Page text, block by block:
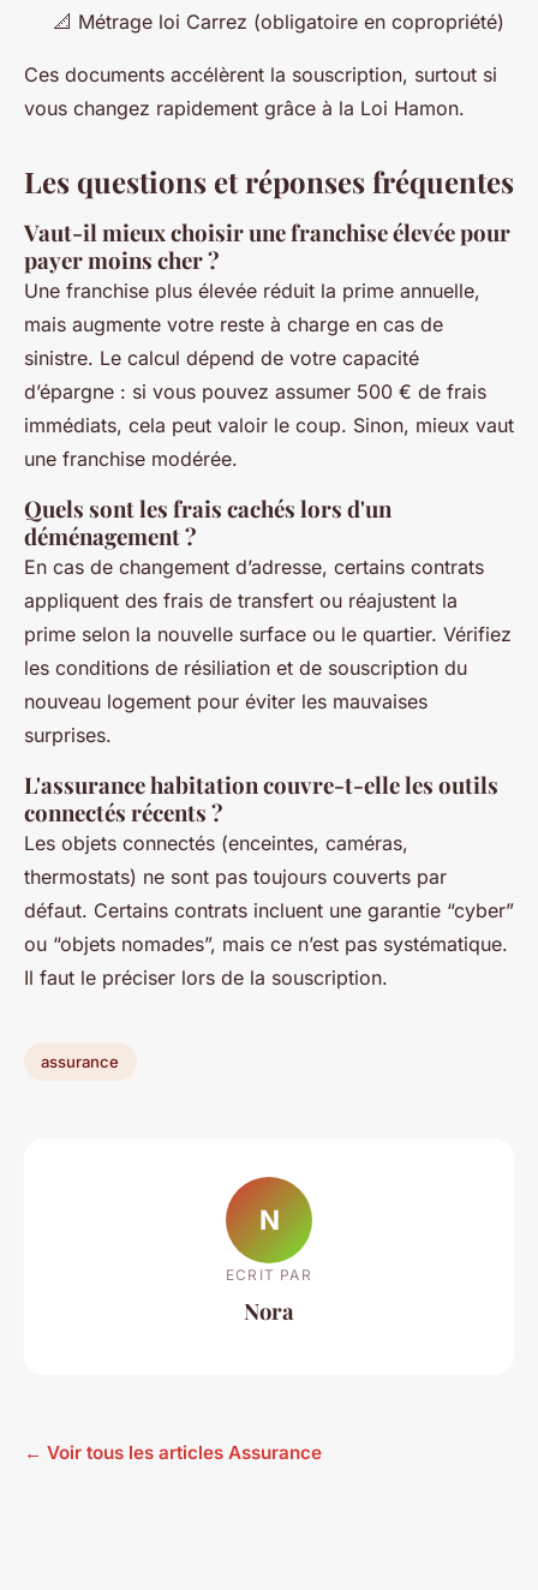
📐 Métrage loi Carrez (obligatoire en copropriété)
Ces documents accélèrent la souscription, surtout si
vous changez rapidement grâce à la Loi Hamon.
Les questions et réponses fréquentes
Vaut-il mieux choisir une franchise élevée pour
payer moins cher ?
Une franchise plus élevée réduit la prime annuelle,
mais augmente votre reste à charge en cas de
sinistre. Le calcul dépend de votre capacité
d’épargne : si vous pouvez assumer 500 € de frais
immédiats, cela peut valoir le coup. Sinon, mieux vaut
une franchise modérée.
Quels sont les frais cachés lors d'un
déménagement ?
En cas de changement d’adresse, certains contrats
appliquent des frais de transfert ou réajustent la
prime selon la nouvelle surface ou le quartier. Vérifiez
les conditions de résiliation et de souscription du
nouveau logement pour éviter les mauvaises
surprises.
L'assurance habitation couvre-t-elle les outils
connectés récents ?
Les objets connectés (enceintes, caméras,
thermostats) ne sont pas toujours couverts par
défaut. Certains contrats incluent une garantie “cyber”
ou “objets nomades”, mais ce n’est pas systématique.
Il faut le préciser lors de la souscription.
assurance
N
ECRIT PAR
Nora
← Voir tous les articles Assurance